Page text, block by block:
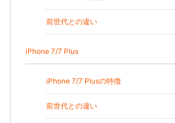
前世代との違い
iPhone 7/7 Plus
iPhone 7/7 Plusの特徴
前世代との違い